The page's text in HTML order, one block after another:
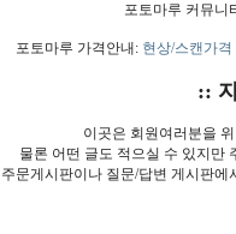
포토마루 커뮤니
포토마루 가격안내: 현상/스캔가격
::
이곳은 회원여러분을
물론 어떤 글도 적으실 수 있지만
주문게시판이나 질문/답변 게시판